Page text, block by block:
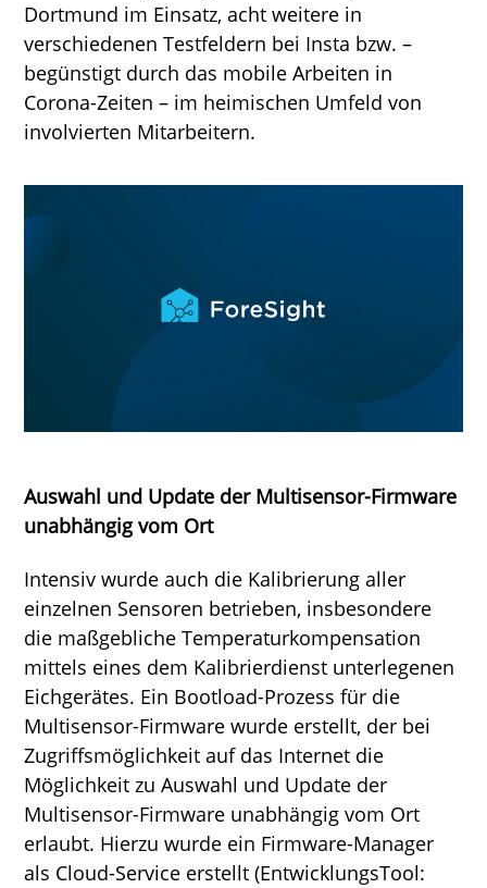
Dortmund im Einsatz, acht weitere in
verschiedenen Testfeldern bei Insta bzw. –
begünstigt durch das mobile Arbeiten in
Corona-Zeiten – im heimischen Umfeld von
involvierten Mitarbeitern.
Auswahl und Update der Multisensor-Firmware
unabhängig vom Ort
Intensiv wurde auch die Kalibrierung aller
einzelnen Sensoren betrieben, insbesondere
die maßgebliche Temperaturkompensation
mittels eines dem Kalibrierdienst unterlegenen
Eichgerätes. Ein Bootload-Prozess für die
Multisensor-Firmware wurde erstellt, der bei
Zugriffsmöglichkeit auf das Internet die
Möglichkeit zu Auswahl und Update der
Multisensor-Firmware unabhängig vom Ort
erlaubt. Hierzu wurde ein Firmware-Manager
als Cloud-Service erstellt (EntwicklungsTool: